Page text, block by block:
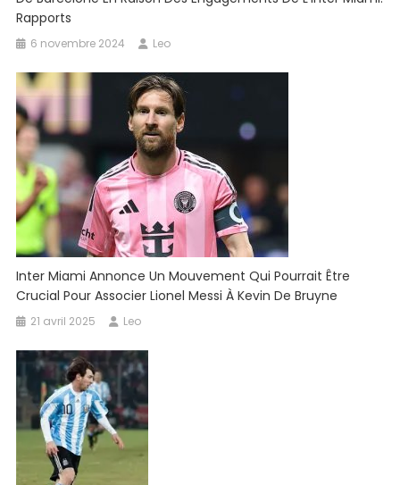
Rapports
6 novembre 2024 Leo
Inter Miami Annonce Un Mouvement Qui Pourrait Être
Crucial Pour Associer Lionel Messi À Kevin De Bruyne
21 avril 2025 Leo